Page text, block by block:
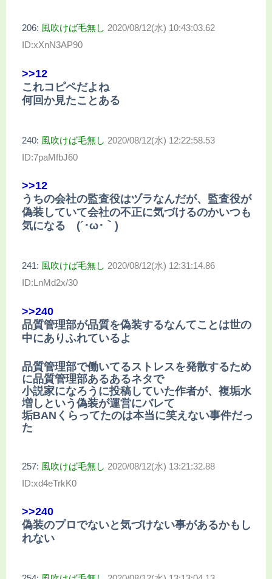
206: 風吹けば毛無し 2020/08/12(水) 10:43:03.62
ID:xXnN3AP90
>>12
これコピペだよね
何回か見たことある
240: 風吹けば毛無し 2020/08/12(水) 12:22:58.53
ID:7paMfbJ60
>>12
うちの会社の監査役はヅラなんだが、監査役が
偽装していて会社の不正に気づけるのかいつも
気になる (´･ω･｀)
241: 風吹けば毛無し 2020/08/12(水) 12:31:14.86
ID:LnMd2x/30
>>240
品質管理部が品質を偽装するなんてことは世の
中にありふれているよ
品質管理部で働いてるストレスを発散するため
に品質管理部あるあるネタで
小説家になろうに投稿していた作者が、複垢水
増しという偽装が運営にバレて
垢BANくらってたのは本当に笑えない事件だっ
た
257: 風吹けば毛無し 2020/08/12(水) 13:21:32.88
ID:xd4eTrkK0
>>240
偽装のプロでないと気づけない事があるかもし
れない